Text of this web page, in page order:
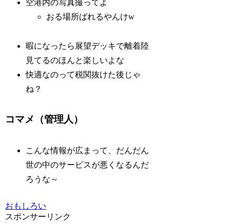
空港内の写真撮ってよ
おる場所ばれるやんけw
暇になったら展望デッキで離着陸
見てるのほんと楽しいよな
快適なのって税関抜けた後じゃ
ね？
コマメ（管理人）
こんな情報が広まって、だんだん
世の中のサービスが悪くなるんだ
ろうな～
おもしろい
スポンサーリンク